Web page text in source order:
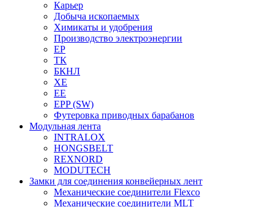
Карьер
Добыча ископаемых
Химикаты и удобрения
Производство электроэнергии
EP
ТК
БКНЛ
XE
EE
EPP (SW)
Футеровка приводных барабанов
Модульная лента
INTRALOX
HONGSBELT
REXNORD
MODUTECH
Замки для соединения конвейерных лент
Механические соединители Flexco
Механические соединители MLT